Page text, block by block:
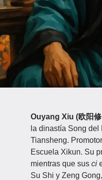
Ouyang Xiu (欧阳
la dinastía Song
Tiansheng.
Escuela Xikun. Su
mientras que sus ci
Su Shi y Zeng